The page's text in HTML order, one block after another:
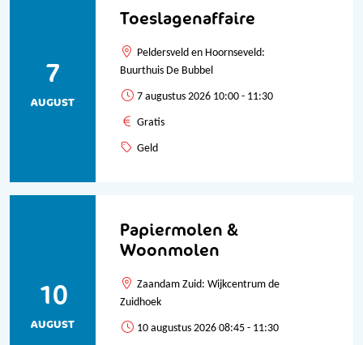
Toeslagenaffaire
7
AUGUST
Peldersveld en Hoornseveld:
Buurthuis De Bubbel
7 augustus 2026 10:00 - 11:30
Gratis
Geld
Papiermolen &
Woonmolen
10
AUGUST
Zaandam Zuid: Wijkcentrum de
Zuidhoek
10 augustus 2026 08:45 - 11:30